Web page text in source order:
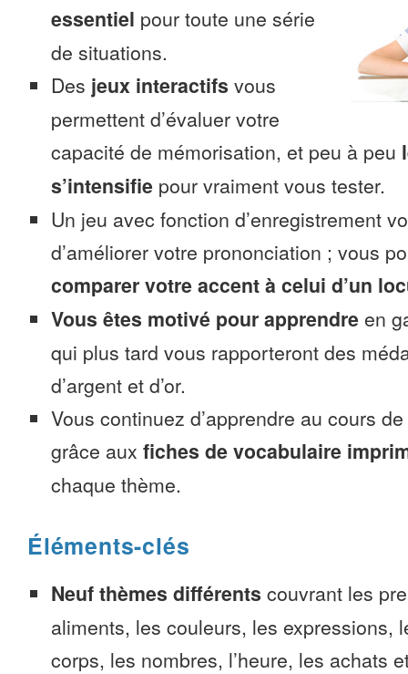
essentiel pour toute une série
de situations.
Des jeux interactifs vous
permettent d’évaluer votre
capacité de mémorisation, et peu à peu
s’intensifie pour vraiment vous tester.
Un jeu avec fonction d’enregistrement
d’améliorer votre prononciation ; vous
comparer votre accent à celui d’un
Vous êtes motivé pour apprendre en
qui plus tard vous rapporteront des
d’argent et d’or.
Vous continuez d’apprendre au cours
grâce aux fiches de vocabulaire
chaque thème.
Éléments-clés
Neuf thèmes différents couvrant les
aliments, les couleurs, les expressions,
corps, les nombres, l’heure, les achats